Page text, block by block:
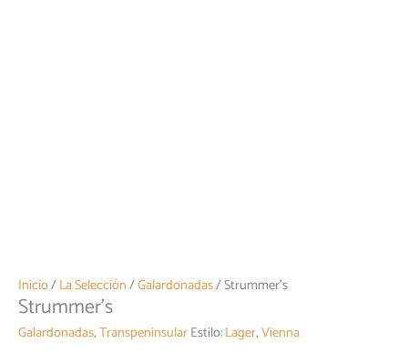
Inicio/La Selección/Galardonadas/ Strummer’s
Strummer’s
Galardonadas,TranspeninsularEstilo:Lager,Vienna